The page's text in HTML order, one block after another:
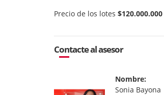
Precio de los lotes $120.000.000
Contacte al asesor
Nombre:
Sonia Bayona